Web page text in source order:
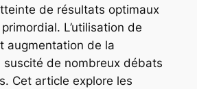
de résultats optimaux
L’utilisation de
augmentation de la
suscité de nombreux débats
Cet article explore les